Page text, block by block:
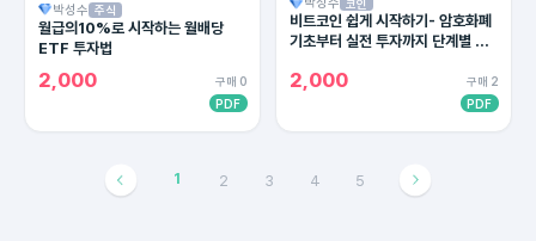
박성수 주식
월급의10%로 시작하는 월배당
ETF 투자법
2,000
구매 0
PDF
박성수 코인
비트코인 쉽게 시작하기- 암호화폐
기초부터 실전 투자까지 단계별 완
2,000
구매 2
PDF
1 2 3 4 5